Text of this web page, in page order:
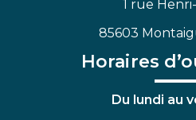
1 rue
85603
Horaires
Du lundi au